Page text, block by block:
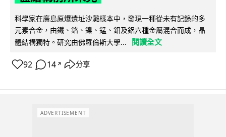
科學家在廣島原爆遺址沙灘樣本中，發現一種從未有記錄的多
元素合金，由鐵、鉻、鎳、錳、鉬及鋁六種金屬混合而成，晶
體結構獨特。研究由佛羅倫斯大學...
閱讀全文
92 14 ↗ 分享
ADVERTISEMENT